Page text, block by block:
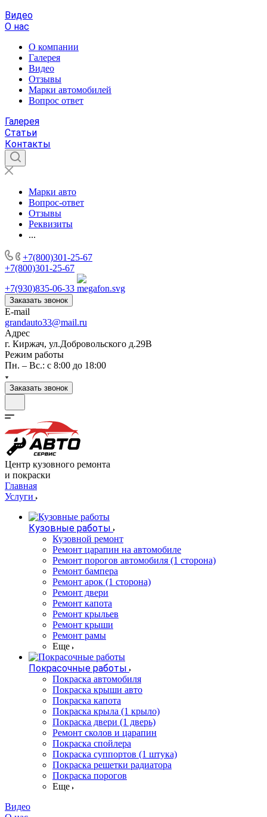
Видео
О нас
О компании
Галерея
Видео
Отзывы
Марки автомобилей
Вопрос ответ
Галерея
Статьи
Контакты
Марки авто
Вопрос-ответ
Отзывы
Реквизиты
...
+7(800)301-25-67
+7(800)301-25-67
+7(930)835-06-33
Заказать звонок
E-mail
grandauto33@mail.ru
Адрес
г. Киржач, ул.Добровольского д.29В
Режим работы
Пн. – Вс.: с 8:00 до 18:00
Заказать звонок
Центр кузовного ремонта
и покраски
Главная
Услуги
Кузовные работы
Кузовной ремонт
Ремонт царапин на автомобиле
Ремонт порогов автомобиля (1 сторона)
Ремонт бампера
Ремонт арок (1 сторона)
Ремонт двери
Ремонт капота
Ремонт крыльев
Ремонт крыши
Ремонт рамы
Еще
Покрасочные работы
Покраска автомобиля
Покраска крыши авто
Покраска капота
Покраска крыла (1 крыло)
Покраска двери (1 дверь)
Ремонт сколов и царапин
Покраска спойлера
Покраска суппортов (1 штука)
Покраска решетки радиатора
Покраска порогов
Еще
Видео